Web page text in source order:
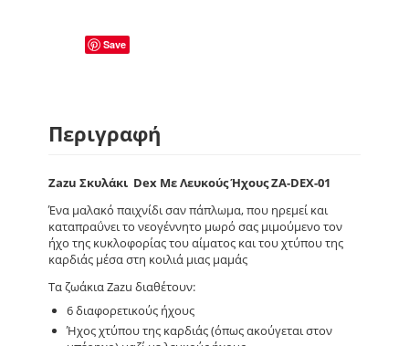
Save
Περιγραφή
Zazu Σκυλάκι Dex Με Λευκούς Ήχους ZA-DEX-01
Ένα μαλακό παιχνίδι σαν πάπλωμα, που ηρεμεί και
καταπραΰνει το νεογέννητο μωρό σας μιμούμενο τον
ήχο της κυκλοφορίας του αίματος και του χτύπου της
καρδιάς μέσα στη κοιλιά μιας μαμάς
Τα ζωάκια Zazu διαθέτουν:
6 διαφορετικούς ήχους
Ήχος χτύπου της καρδιάς (όπως ακούγεται στον